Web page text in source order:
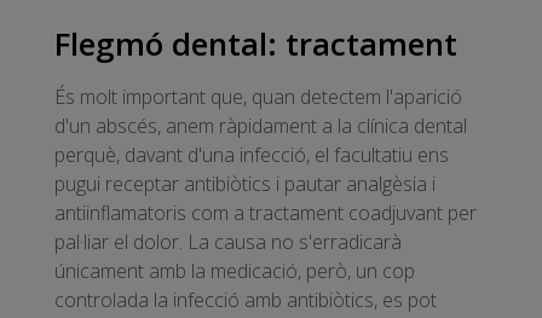
Flegmó dental: tractament
És molt important que, quan detectem l'aparició
d'un abscés, anem ràpidament a la clínica dental
perquè, davant d'una infecció, el facultatiu ens
pugui receptar antibiòtics i pautar analgèsia i
antiinflamatoris com a tractament coadjuvant per
pal·liar el dolor. La causa no s'erradicarà
únicament amb la medicació, però, un cop
controlada la infecció amb antibiòtics, es pot